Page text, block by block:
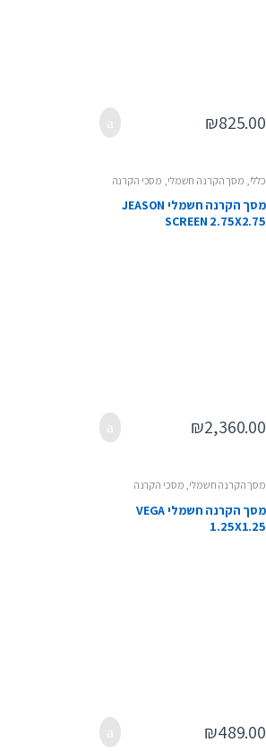
₪825.00
כללי מסך הקרנה חשמלי מסכי הקרנה
מסך הקרנה חשמלי JEASON
SCREEN 2.75X2.75
₪2,360.00
מסך הקרנה חשמלי, מסכי הקרנה
מסך הקרנה חשמלי VEGA
1.25X1.25
₪489.00